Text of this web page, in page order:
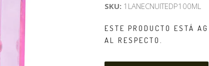
SKU: 1LANECNUITEDP100ML
ESTE PRODUCTO ESTÁ
AL RESPECTO.